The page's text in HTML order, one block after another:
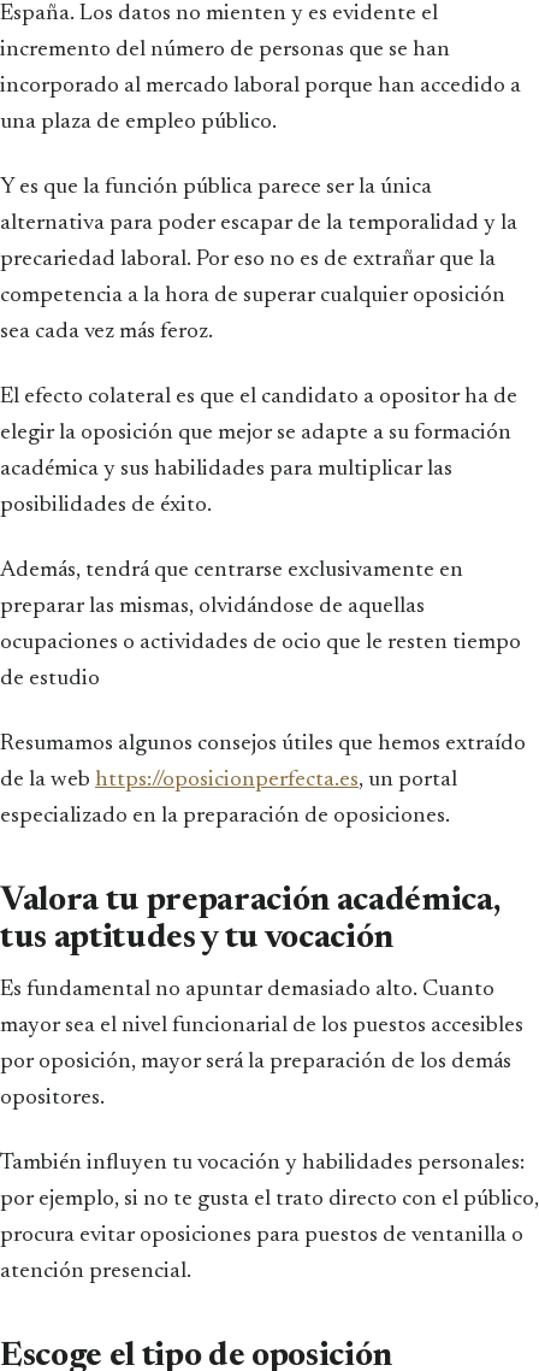
España. Los datos no mienten y es evidente el
incremento del número de personas que se han
incorporado al mercado laboral porque han accedido a
una plaza de empleo público.
Y es que la función pública parece ser la única
alternativa para poder escapar de la temporalidad y la
precariedad laboral. Por eso no es de extrañar que la
competencia a la hora de superar cualquier oposición
sea cada vez más feroz.
El efecto colateral es que el candidato a opositor ha de
elegir la oposición que mejor se adapte a su formación
académica y sus habilidades para multiplicar las
posibilidades de éxito.
Además, tendrá que centrarse exclusivamente en
preparar las mismas, olvidándose de aquellas
ocupaciones o actividades de ocio que le resten tiempo
de estudio
Resumamos algunos consejos útiles que hemos extraído
de la web https://oposicionperfecta.es, un portal
especializado en la preparación de oposiciones.
Valora tu preparación académica,
tus aptitudes y tu vocación
Es fundamental no apuntar demasiado alto. Cuanto
mayor sea el nivel funcionarial de los puestos accesibles
por oposición, mayor será la preparación de los demás
opositores.
También influyen tu vocación y habilidades personales:
por ejemplo, si no te gusta el trato directo con el público,
procura evitar oposiciones para puestos de ventanilla o
atención presencial.
Escoge el tipo de oposición